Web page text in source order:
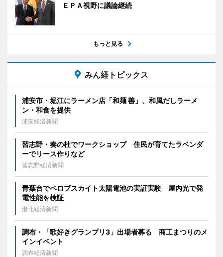
ＥＰＡ視野に議論継続
もっと見る
みん経トピックス
浦安市・堀江にラーメン店「和麺 善」、和風だしラーメ
ン・和食を提供
浦安経済新聞
習志野・奏の杜でワークショップ 住民が育てたラベンダ
ーでリース作りなど
習志野経済新聞
青葉台でペロブスカイト太陽電池の実証実験 屋内光で発
電性能を検証
港北経済新聞
調布・「歌好きグランプリ3」出場者募る 商工まつりのメ
インイベント
調布経済新聞